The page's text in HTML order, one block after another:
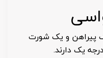
پیراهن و یک شورت
یک دارند.